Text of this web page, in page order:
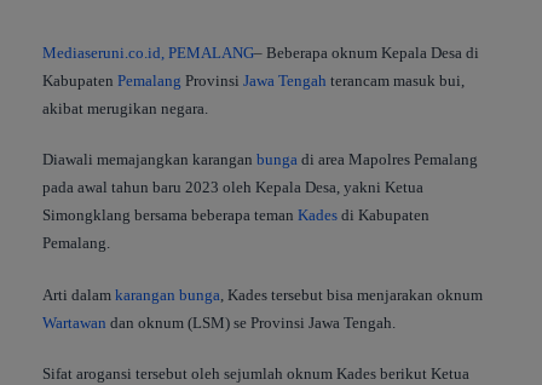
Mediaseruni.co.id, PEMALANG– Beberapa oknum Kepala Desa di
Kabupaten Pemalang Provinsi Jawa Tengah terancam masuk bui,
akibat merugikan negara.
Diawali memajangkan karangan bunga di area Mapolres Pemalang
pada awal tahun baru 2023 oleh Kepala Desa, yakni Ketua
Simongklang bersama beberapa teman Kades di Kabupaten
Pemalang.
Arti dalam karangan bunga , Kades tersebut bisa menjarakan oknum
Wartawan dan oknum (LSM) se Provinsi Jawa Tengah.
Sifat arogansi tersebut oleh sejumlah oknum Kades berikut Ketua